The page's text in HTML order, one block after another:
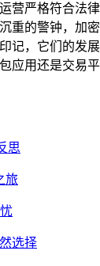
营严格符合法
重的警钟，加
记，它们的发
应用还是交易
思
旅
选择